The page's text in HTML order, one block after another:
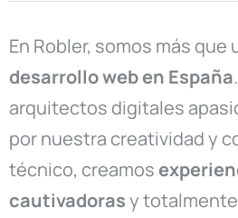
En Robler, somos más que
desarrollo web en España
arquitectos digitales
por nuestra creatividad y
técnico, creamos
cautivadorasy